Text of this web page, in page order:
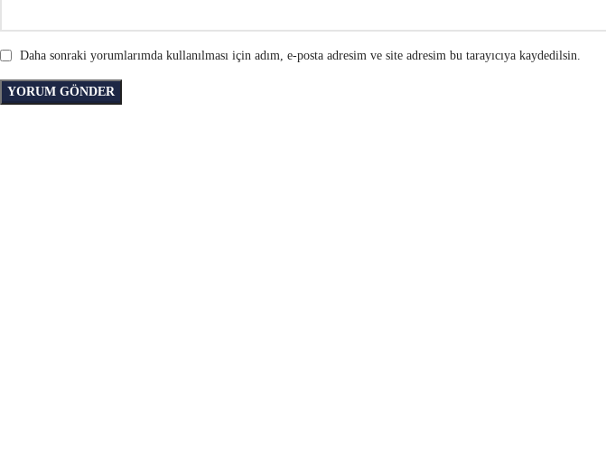
Daha sonraki yorumlarımda kullanılması için adım, e-posta adresim ve site adresim bu tarayıcıya kaydedilsin.